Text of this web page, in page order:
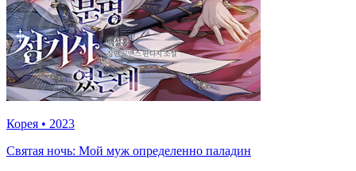
Корея • 2023
Святая ночь: Мой муж определенно паладин